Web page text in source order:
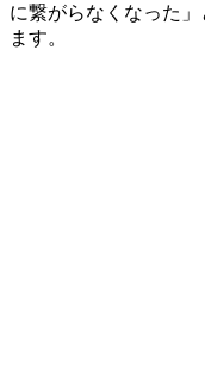
に繋がらなくなった
ます。